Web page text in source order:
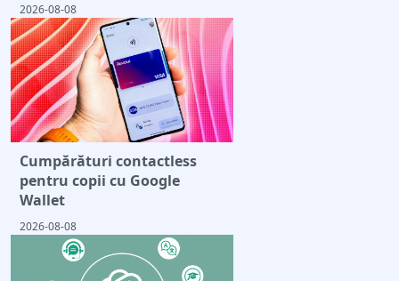
2026-08-08
Cumpărături contactless
pentru copii cu Google
Wallet
2026-08-08